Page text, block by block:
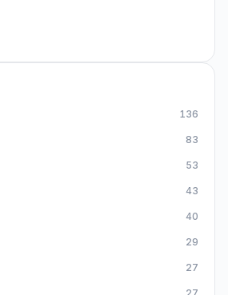
136
83
53
43
40
29
27